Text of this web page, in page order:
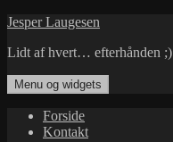
Hop
indhold
Jesper Laugesen
Lidt af hvert… efterhånden ;)
Menu og widgets
Forside
Kontakt